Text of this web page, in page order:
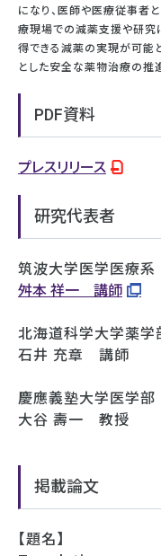
になり、医師や医療従事者
療現場での減薬支援や研究
得できる減薬の実現が可能
とした安全な薬物治療の推
PDF資料
プレスリリース
研究代表者
筑波大学医学医療系
舛本 祥一 講師
北海道科学大学薬学
石井 充章 講師
慶應義塾大学医学部
大谷 壽一 教授
掲載論文
【題名】